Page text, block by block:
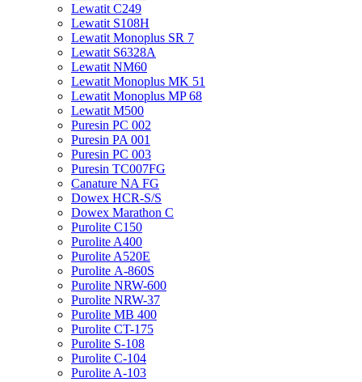
Lewatit С249
Lewatit S108H
Lewatit Monoplus SR 7
Lewatit S6328A
Lewatit NM60
Lewatit Monoplus MK 51
Lewatit Monoplus MP 68
Lewatit М500
Puresin PC 002
Puresin PA 001
Puresin PC 003
Puresin TC007FG
Canature NA FG
Dowex HCR-S/S
Dowex Marathon C
Purolite C150
Purolite A400
Purolite A520E
Purolite А-860S
Purolite NRW-600
Purolite NRW-37
Purolite MB 400
Purolite CT-175
Purolite S-108
Purolite C-104
Purolite A-103